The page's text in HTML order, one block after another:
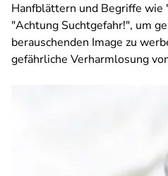
Hanfblättern und Begriffe wie
"Achtung Suchtgefahr!", um
berauschenden Image zu
gefährliche Verharmlosung